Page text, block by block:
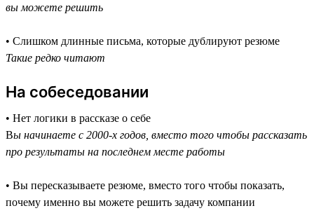
вы можете решить
• Слишком длинные письма, которые дублируют резюме
Такие редко читают
На собеседовании
• Нет логики в рассказе о себе
Вы начинаете с 2000-х годов, вместо того чтобы рассказать
про результаты на последнем месте работы
• Вы пересказываете резюме, вместо того чтобы показать,
почему именно вы можете решить задачу компании